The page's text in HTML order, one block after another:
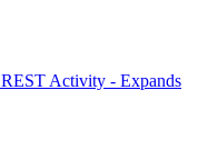
REST Activity - Expands